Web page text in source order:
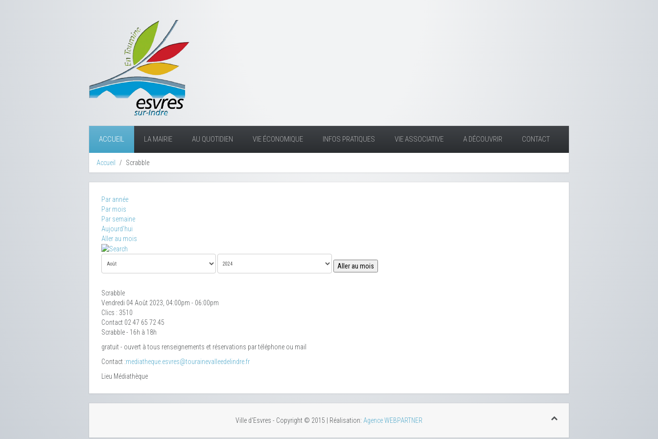
ACCUEIL LA MAIRIE AU QUOTIDIEN VIE ÉCONOMIQUE INFOS PRATIQUES VIE ASSOCIATIVE A DÉCOUVRIR CONTACT
Accueil Scrabble
Par année
Par mois
Par semaine
Aujourd'hui
Aller au mois
Aller au mois
Scrabble
Vendredi 04 Août 2023, 04:00pm - 06:00pm
Clics : 3510
Contact 02 47 65 72 45
Scrabble - 16h à 18h
gratuit - ouvert à tous renseignements et réservations par téléphone ou mail
Contact :mediatheque.esvres@tourainevalleedelindre.fr
Lieu Médiathèque
Ville d'Esvres - Copyright © 2015 | Réalisation: Agence WEBPARTNER